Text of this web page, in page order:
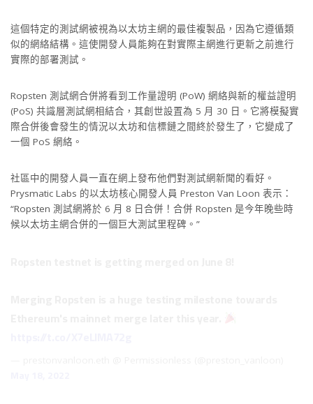
這個特定的測試網被視為以太坊主網的最佳複製品，因為它遵循類
似的網絡結構。這使開發人員能夠在對實際主網進行更新之前進行
實際的部署測試。
Ropsten 測試網合併將看到工作量證明 (PoW) 網絡與新的權益證明
(PoS) 共識層測試網相結合，其創世設置為 5 月 30 日。它將模擬實
際合併後會發生的情況以太坊和信標鏈之間終於發生了，它變成了
一個 PoS 網絡。
社區中的開發人員一直在網上發布他們對測試網新聞的看好。
Prysmatic Labs 的以太坊核心開發人員 Preston Van Loon 表示：
“Ropsten 測試網將於 6 月 8 日合併！合併 Ropsten 是今年晚些時
候以太坊主網合併的一個巨大測試里程碑。”